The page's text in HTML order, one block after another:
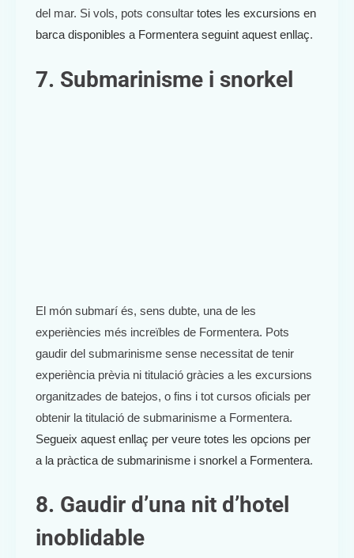
del mar. Si vols, pots consultar totes les excursions en
barca disponibles a Formentera seguint aquest enllaç.
7. Submarinisme i snorkel
El món submarí és, sens dubte, una de les
experiències més increïbles de Formentera. Pots
gaudir del submarinisme sense necessitat de tenir
experiència prèvia ni titulació gràcies a les excursions
organitzades de batejos, o fins i tot cursos oficials per
obtenir la titulació de submarinisme a Formentera.
Segueix aquest enllaç per veure totes les opcions per
a la pràctica de submarinisme i snorkel a Formentera.
8. Gaudir d’una nit d’hotel
inoblidable